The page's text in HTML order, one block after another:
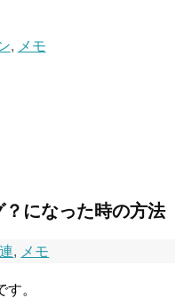
, メモ
になった時の方法
, メモ
。